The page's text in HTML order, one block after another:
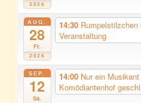
2026
AUG.
28
Fr.
2026
14:30 Rumpelstilzchen
Veranstaltung
SEP.
12
Sa.
14:00 Nur ein Musikant
Komödiantenhof